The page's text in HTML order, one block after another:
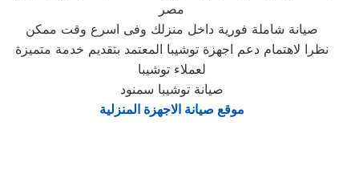
مصر
صيانة شاملة فورية داخل منزلك وفى اسرع وقت ممكن
نظرا لاهتمام دعم اجهزة توشيبا المعتمد بتقديم خدمة متميزة
لعملاء توشيبا
صيانة توشيبا سمنود
موقع صيانة الاجهزة المنزلية